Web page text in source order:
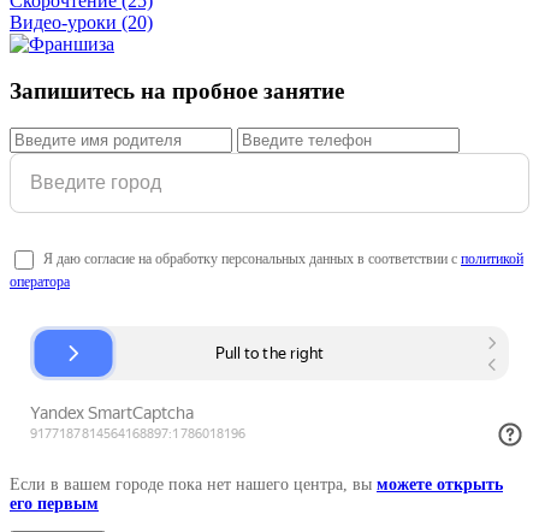
Видео-уроки (20)
Запишитесь на пробное занятие
Я даю согласие на обработку персональных данных в соответствии с политикой
оператора
Если в вашем городе пока нет нашего центра, вы можете открыть
его первым